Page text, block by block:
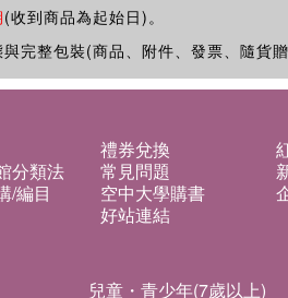
(收到商品為起始日)。
完整包裝(商品、附件、發票、隨貨
禮券兌換
分類法 常見問題
/編目 空中大學購書
好站連結
兒童・青少年(7歲以上)